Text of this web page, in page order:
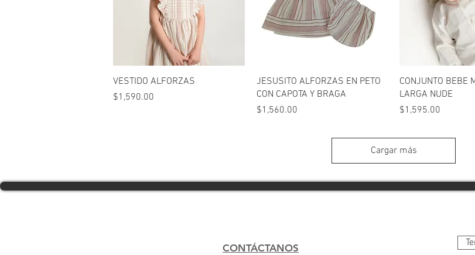
Vista rápida
VESTIDO ALFORZAS
Precio
$1,590.00
Vista rápida
JESUSITO ALFORZAS EN PETO
CON CAPOTA Y BRAGA
Precio
$1,560.00
Vista
CONJUNTO BEBE
LARGA NUDE
Precio
$1,595.00
Cargar más
CONTÁCTANOS